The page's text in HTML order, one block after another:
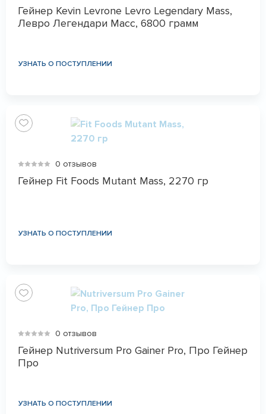
Гейнер Kevin Levrone Levro Legendary Mass,
Левро Легендари Масс, 6800 грамм
УЗНАТЬ О ПОСТУПЛЕНИИ
0 отзывов
Гейнер Fit Foods Mutant Mass, 2270 гр
УЗНАТЬ О ПОСТУПЛЕНИИ
0 отзывов
Гейнер Nutriversum Pro Gainer Pro, Про Гейнер
Про
УЗНАТЬ О ПОСТУПЛЕНИИ